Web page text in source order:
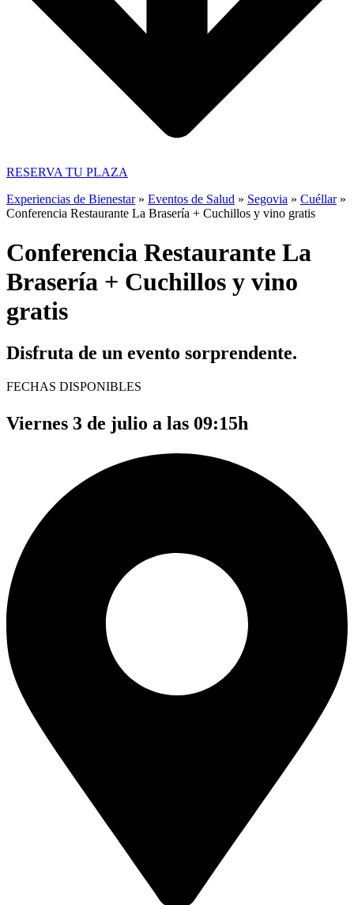
RESERVA TU PLAZA
Experiencias de Bienestar» Eventos de Salud » Segovia » Cuéllar»
Conferencia Restaurante La Brasería + Cuchillos y vino gratis
Conferencia Restaurante La
Brasería + Cuchillos y vino
gratis
Disfruta de un evento sorprendente.
FECHAS DISPONIBLES
Viernes 3 de julio a las 09:15h